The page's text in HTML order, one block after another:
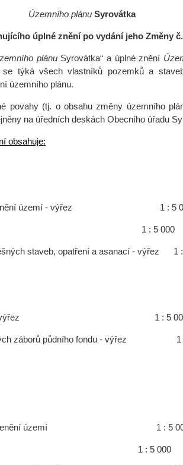
Územního plánu Syrovátka
úplné znění po vydání jeho Změny
plánuSyrovátka“ a úplné znění
týká všech vlastníků pozemků a
územního plánu.
povahy (tj. o obsahu změny územního
na úředních deskách Obecního úřadu
obsahuje:
území - výřez 1 : 5
- výřez 1 : 5 000
opatření a asanací - výřez 1 :
- výřez 1 : 5
záborů půdního fondu - výřez 1 :
členění území 1 : 5
1 : 5 000